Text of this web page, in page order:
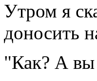
Утром я
доносить
"Как? А вы